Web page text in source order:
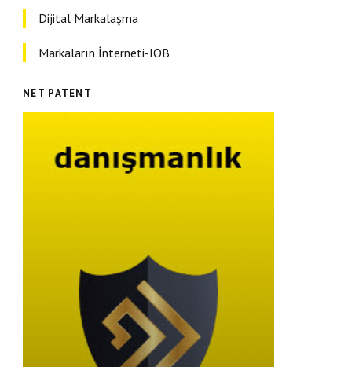
Dijital Markalaşma
Markaların İnterneti-IOB
NET PATENT